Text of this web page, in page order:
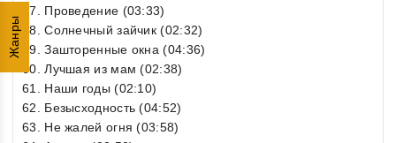
Жанры
57. Проведение (03:33)
58. Солнечный зайчик (02:32)
59. Зашторенные окна (04:36)
60. Лучшая из мам (02:38)
61. Наши годы (02:10)
62. Безысходность (04:52)
63. Не жалей огня (03:58)